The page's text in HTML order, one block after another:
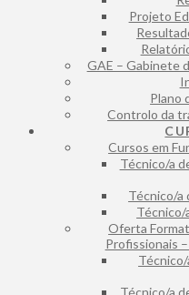
Projeto
GAE – Gabinete
Plano
Controlo da
Cursos em
Técnico/a
Técnico/a
Técnico/
Oferta
Profissionais
Técnico/a